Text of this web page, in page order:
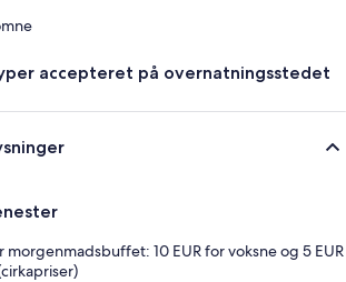
accepteret på overnatningsstedet
morgenmadsbuffet: 10 EUR for voksne og 5 EUR